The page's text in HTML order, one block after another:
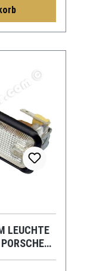
LEUCHTE